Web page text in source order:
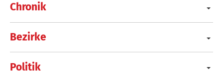
Chronik
Bezirke
Politik